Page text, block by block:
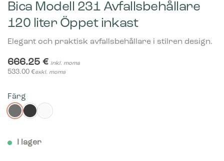
Bica Modell 231 Avfallsbehållare
120 liter Öppet inkast
Elegant och praktisk avfallsbehållare i stilren design.
666.25 € inkl. moms
533.00 €exkl. moms
Färg
I lager